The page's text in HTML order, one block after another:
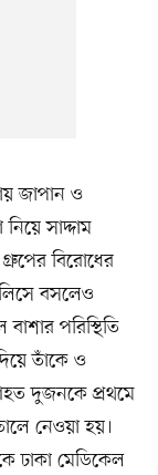
জাপান ও
সাদ্দাম
বিরোধের
বসলেও
পরিস্থিতি
তাঁকে ও
দুজনকে প্রথমে
নেওয়া হয়।
ঢাকা মেডিকেল